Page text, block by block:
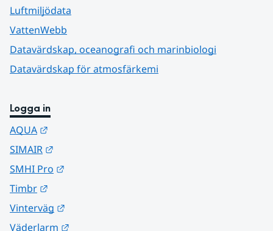
Luftmiljödata
VattenWebb
Datavärdskap, oceanografi och marinbiologi
Datavärdskap för atmosfärkemi
Logga in
AQUA
SIMAIR
SMHI Pro
Timbr
Vinterväg
Väderlarm